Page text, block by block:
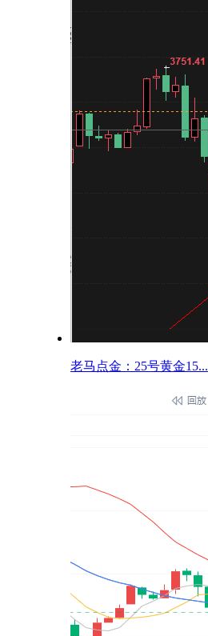
老马点金：25号黄金15...